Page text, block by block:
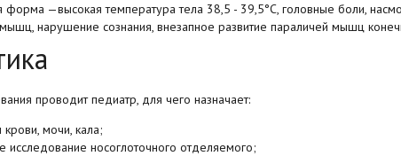
форма —​высокая температура тела 38,5 - 39,5°С, головные боли,
нарушение сознания, внезапное развитие параличей мышц
проводит педиатр, для чего назначает:
мочи, кала;
исследование носоглоточного отделяемого;